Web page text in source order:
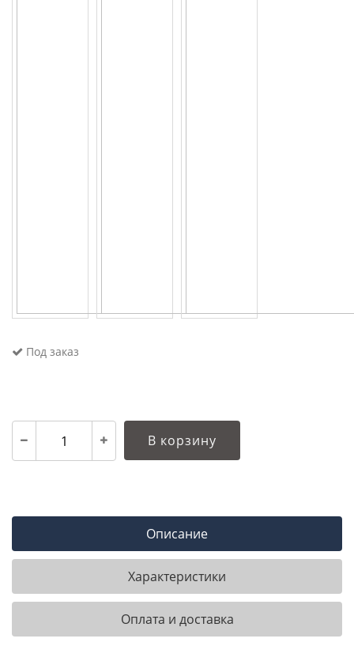
Под заказ
В корзину
Описание
Характеристики
Оплата и доставка